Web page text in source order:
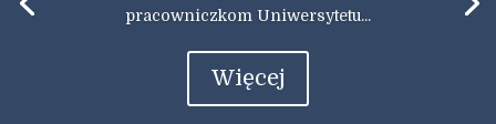
pracowniczkom Uniwersytetu...
Więcej